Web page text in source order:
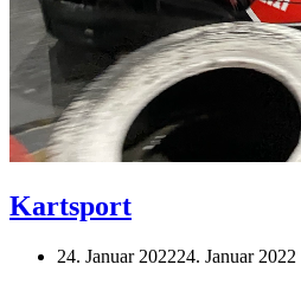
Kartsport
24. Januar 202224. Januar 2022